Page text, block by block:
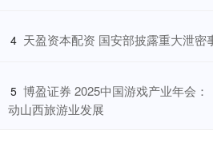
4 天盈资本配资 国安部披露重大泄密
5 博盈证券 2025中国游戏产业年会
动山西旅游业发展